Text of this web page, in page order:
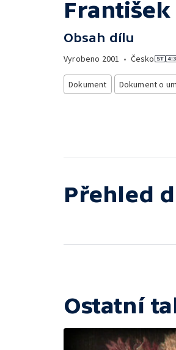
Obsah dílu
Vyrobeno 2001 • Česko
Dokument Dokument o
Přehled
Ostatní